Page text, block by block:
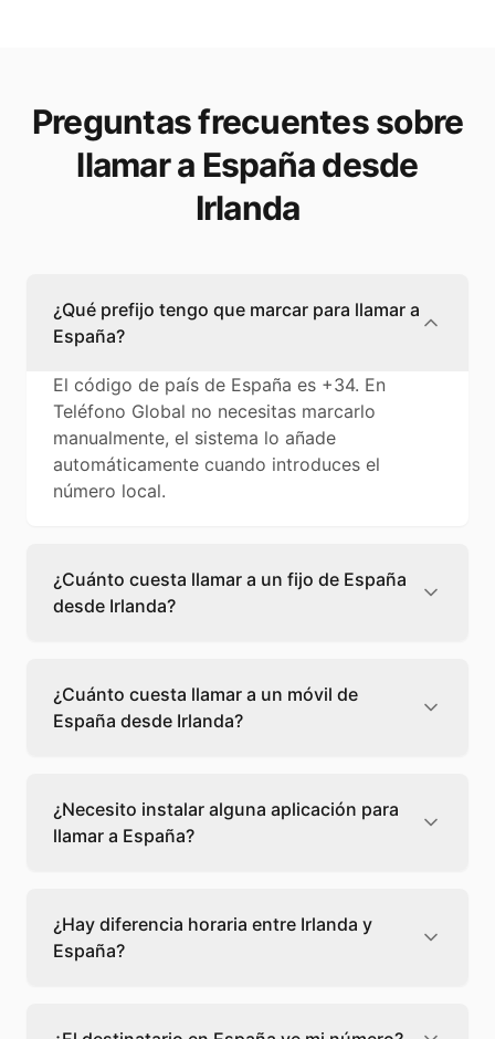
Preguntas frecuentes sobre
llamar a España desde
Irlanda
¿Qué prefijo tengo que marcar para llamar a
España?
El código de país de España es +34. En
Teléfono Global no necesitas marcarlo
manualmente, el sistema lo añade
automáticamente cuando introduces el
número local.
¿Cuánto cuesta llamar a un fijo de España
desde Irlanda?
cuesta 0,03 €/min con Teléfono Global. Verás
el precio exacto antes de marcar para que
sepas qué vas a gastar.
¿Cuánto cuesta llamar a un móvil de
España desde Irlanda?
cuesta 0,33 €/min con Teléfono Global. Pagas
solo los minutos que hablas, sin cuotas ni
permanencia.
¿Necesito instalar alguna aplicación para
llamar a España?
desde tu navegador web. Solo necesitas una
conexión a internet y podrás llamar
directamente a España.
¿Hay diferencia horaria entre Irlanda y
España?
escoge el mejor momento